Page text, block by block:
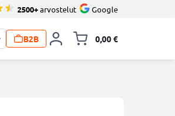
2500+arvostelut Google
B2B 0,00 €